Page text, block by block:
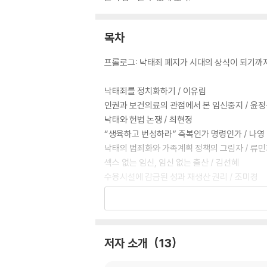
목차
프롤로그: 낙태죄 폐지가 시대의 상식이 되기까
낙태죄를 정치화하기 / 이유림
인권과 보건의료의 관점에서 본 임신중지 / 윤
낙태와 헌법 논쟁 / 최현정
“생육하고 번성하라” 축복인가 명령인가 / 나영
낙태의 범죄화와 가족계획 정책의 그림자 / 류민
섹스 없는 임신, 임신 없는 출산 / 김선혜
수용시설에 감금된 성과 재생산 권리 / 조미경
건강한 국가와 우생학적 신체들 / 황지성
에필로그: 낙태죄가 폐지되면 무슨 일이 일어날
저자 소개 13